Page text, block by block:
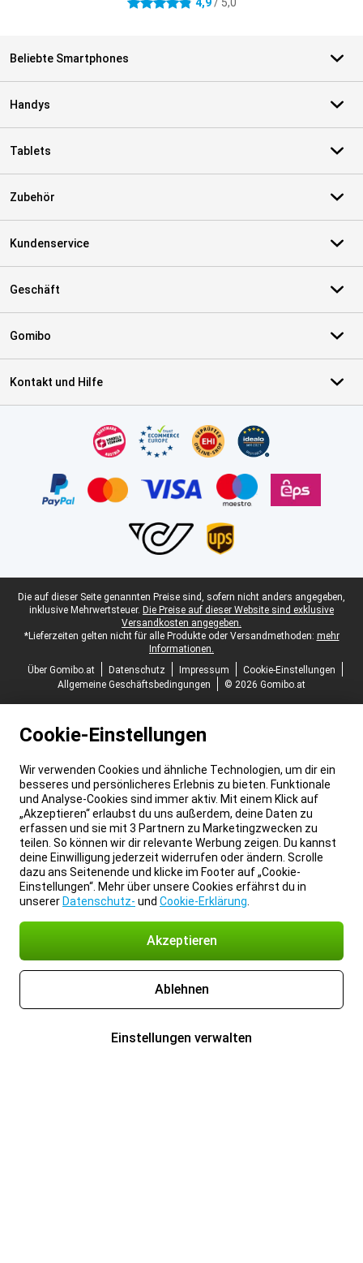
4.9 Sterne
Beliebte Smartphones
Handys
Tablets
Zubehör
Kundenservice
Geschäft
Gomibo
Kontakt und Hilfe
Juristische Fußzeile
Die auf dieser Seite genannten Preise sind, sofern nicht anders angegeben,
inklusive Mehrwertsteuer. Die Preise auf dieser Website sind exklusive
Versandkosten angegeben.
*Lieferzeiten gelten nicht für alle Produkte oder Versandmethoden: mehr
Informationen.
Über Gomibo.at
Datenschutz Impressum
Cookie-Einstellungen
Allgemeine Geschäftsbedingungen
© 2026 Gomibo.at
Cookie-Einstellungen
Wir verwenden Cookies und ähnliche Technologien, um dir ein
besseres und persönlicheres Erlebnis zu bieten. Funktionale
und Analyse-Cookies sind immer aktiv. Mit einem Klick auf
„Akzeptieren“ erlaubst du uns außerdem, deine Daten zu
erfassen und sie mit 3 Partnern zu Marketingzwecken zu
teilen. So können wir dir relevante Werbung zeigen. Du kannst
deine Einwilligung jederzeit widerrufen oder ändern. Scrolle
dazu ans Seitenende und klicke im Footer auf „Cookie-
Einstellungen“. Mehr über unsere Cookies erfährst du in
unserer Datenschutz- und Cookie-Erklärung
Akzeptieren
Ablehnen
Einstellungen verwalten